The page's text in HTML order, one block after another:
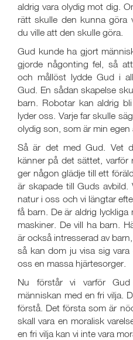
aldrig vara olydig mot dig.
rätt skulle den kunna göra
du ville att den skulle göra.
Gud kunde ha gjort
gjorde någonting fel, så
och mållöst lydde Gud i
Gud. En sådan skapelse
barn. Robotar kan aldrig
lyder oss. Varje far skulle
olydig son, som är min
Så är det med Gud. Vet
känner på det sättet,
ger någon glädje till ett
är skapade till Guds
natur i oss och vi längtar
få barn. De är aldrig
maskiner. De vill ha barn.
är också intresserad av
så kan dom ju visa sig
oss en massa hjärtesorger.
Nu förstår vi varför Gud
människan med en fri vilja.
förstå. Det första som är
skall vara en moralisk
en fri vilja kan vi inte vara